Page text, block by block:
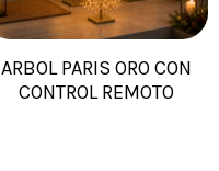
ARBOL PARIS ORO CON
CONTROL REMOTO